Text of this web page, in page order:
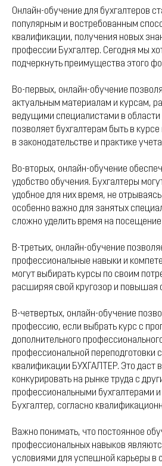
Онлайн-обучение для бухгалтеров
популярным и востребованным
квалификации, получения новых
профессии Бухгалтер. Сегодня мы
подчеркнуть преимущества этого
Во-первых, онлайн-обучение
актуальным материалам и курсам,
ведущими специалистами в области
позволяет бухгалтерам быть в
в законодательстве и практике
Во-вторых, онлайн-обучение
удобство обучения. Бухгалтеры
удобное для них время, не
особенно важно для занятых
сложно уделить время на
В-третьих, онлайн-обучение
профессиональные навыки и
могут выбирать курсы по своим
расширяя свой кругозор и повышая
В-четвертых, онлайн-обучение
профессию, если выбрать курс с
дополнительного
профессиональной переподготовки
квалификации БУХГАЛТЕР. Это даст
конкурировать на рынке труда с
профессиональными бухгалтерами
Бухгалтер, согласно
Важно понимать, что постоянное
профессиональных навыков
условиями для успешной карьеры в